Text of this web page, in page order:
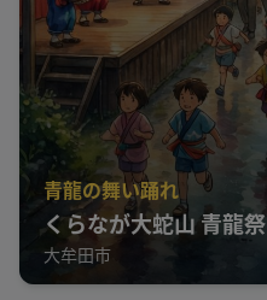
青龍の舞い踊れ
くらなが大蛇山 青龍祭
大牟田市